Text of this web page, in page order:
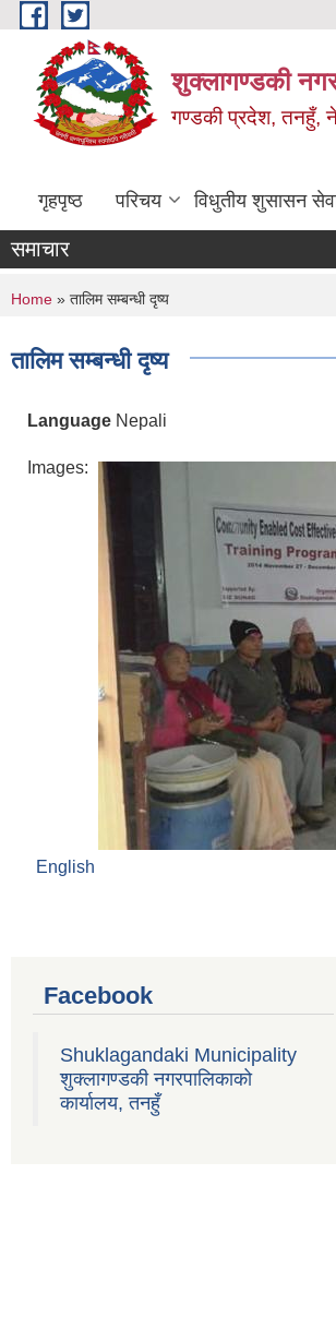
Skip to main content
शुक्लागण्डकी
गण्डकी प्रदेश, तनहुँ,
गृहपृष्ठ परिचय विधुतीय शुसासन
समाचार
You are here
Home » तालिम सम्बन्धी दृष्य
तालिम सम्बन्धी दृष्य
Language Nepali
Images:
English
Facebook
Shuklagandaki Municipality
शुक्लागण्डकी नगरपालिकाको
कार्यालय, तनहुँ